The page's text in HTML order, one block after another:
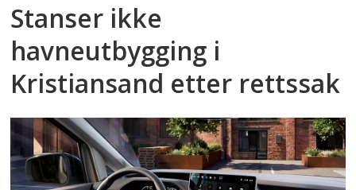
Stanser ikke
havneutbygging i
Kristiansand etter rettssak